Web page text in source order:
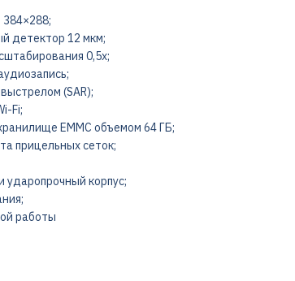
детектор 12 мкм;
0,5x;
(SAR);
Fi;
EMMC объемом 64 ГБ;
прицельных сеток;
корпус;
работы